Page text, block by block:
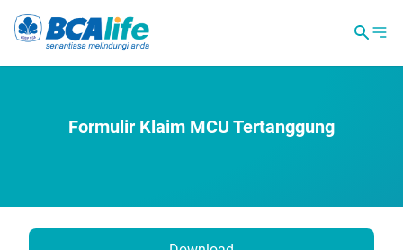
Formulir Klaim MCU Tertanggung